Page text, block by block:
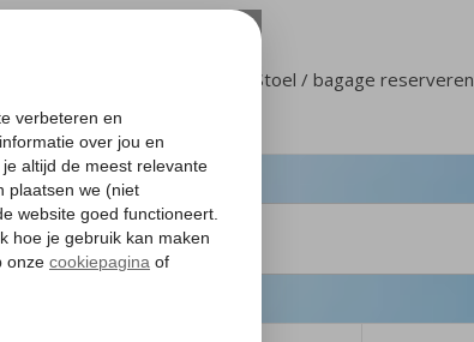
Stoel / bagage reserveren